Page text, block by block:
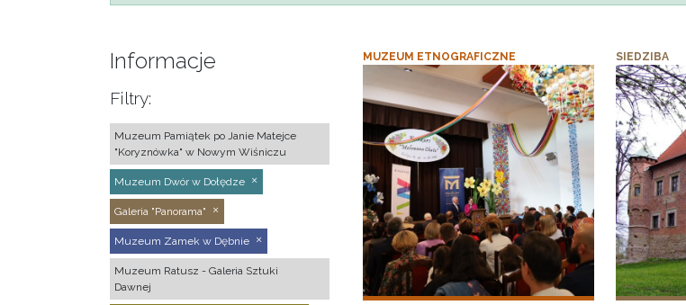
Informacje
Filtry:
Muzeum Pamiątek po Janie Matejce
"Koryznówka" w Nowym Wiśniczu
Muzeum Dwór w Dołędze
Galeria "Panorama"
Muzeum Zamek w Dębnie
Muzeum Ratusz - Galeria Sztuki
Dawnej
MUZEUM ETNOGRAFICZNE SIEDZIBA